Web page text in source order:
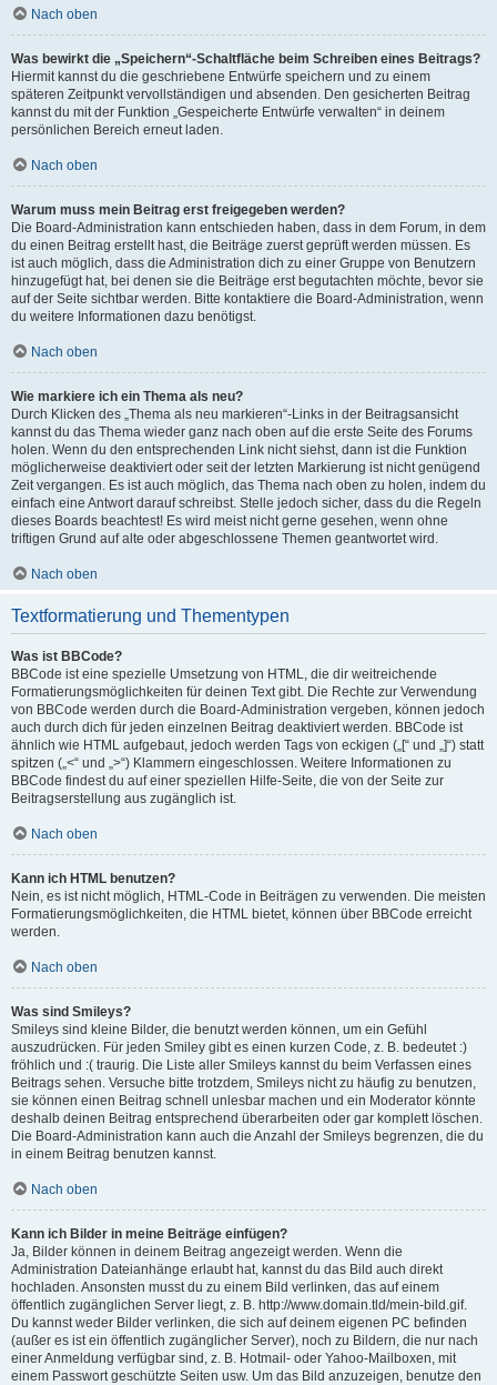
Nach oben
Was bewirkt die „Speichern“-Schaltfläche beim Schreiben eines Beitrags?
Hiermit kannst du die geschriebene Entwürfe speichern und zu einem
späteren Zeitpunkt vervollständigen und absenden. Den gesicherten Beitrag
kannst du mit der Funktion „Gespeicherte Entwürfe verwalten“ in deinem
persönlichen Bereich erneut laden.
Nach oben
Warum muss mein Beitrag erst freigegeben werden?
Die Board-Administration kann entschieden haben, dass in dem Forum, in dem
du einen Beitrag erstellt hast, die Beiträge zuerst geprüft werden müssen. Es
ist auch möglich, dass die Administration dich zu einer Gruppe von Benutzern
hinzugefügt hat, bei denen sie die Beiträge erst begutachten möchte, bevor sie
auf der Seite sichtbar werden. Bitte kontaktiere die Board-Administration, wenn
du weitere Informationen dazu benötigst.
Nach oben
Wie markiere ich ein Thema als neu?
Durch Klicken des „Thema als neu markieren“-Links in der Beitragsansicht
kannst du das Thema wieder ganz nach oben auf die erste Seite des Forums
holen. Wenn du den entsprechenden Link nicht siehst, dann ist die Funktion
möglicherweise deaktiviert oder seit der letzten Markierung ist nicht genügend
Zeit vergangen. Es ist auch möglich, das Thema nach oben zu holen, indem du
einfach eine Antwort darauf schreibst. Stelle jedoch sicher, dass du die Regeln
dieses Boards beachtest! Es wird meist nicht gerne gesehen, wenn ohne
triftigen Grund auf alte oder abgeschlossene Themen geantwortet wird.
Nach oben
Textformatierung und Thementypen
Was ist BBCode?
BBCode ist eine spezielle Umsetzung von HTML, die dir weitreichende
Formatierungsmöglichkeiten für deinen Text gibt. Die Rechte zur Verwendung
von BBCode werden durch die Board-Administration vergeben, können jedoch
auch durch dich für jeden einzelnen Beitrag deaktiviert werden. BBCode ist
ähnlich wie HTML aufgebaut, jedoch werden Tags von eckigen („[“ und „]“) statt
spitzen („<“ und „>“) Klammern eingeschlossen. Weitere Informationen zu
BBCode findest du auf einer speziellen Hilfe-Seite, die von der Seite zur
Beitragserstellung aus zugänglich ist.
Nach oben
Kann ich HTML benutzen?
Nein, es ist nicht möglich, HTML-Code in Beiträgen zu verwenden. Die meisten
Formatierungsmöglichkeiten, die HTML bietet, können über BBCode erreicht
werden.
Nach oben
Was sind Smileys?
Smileys sind kleine Bilder, die benutzt werden können, um ein Gefühl
auszudrücken. Für jeden Smiley gibt es einen kurzen Code, z. B. bedeutet :)
fröhlich und :( traurig. Die Liste aller Smileys kannst du beim Verfassen eines
Beitrags sehen. Versuche bitte trotzdem, Smileys nicht zu häufig zu benutzen,
sie können einen Beitrag schnell unlesbar machen und ein Moderator könnte
deshalb deinen Beitrag entsprechend überarbeiten oder gar komplett löschen.
Die Board-Administration kann auch die Anzahl der Smileys begrenzen, die du
in einem Beitrag benutzen kannst.
Nach oben
Kann ich Bilder in meine Beiträge einfügen?
Ja, Bilder können in deinem Beitrag angezeigt werden. Wenn die
Administration Dateianhänge erlaubt hat, kannst du das Bild auch direkt
hochladen. Ansonsten musst du zu einem Bild verlinken, das auf einem
öffentlich zugänglichen Server liegt, z. B. http://www.domain.tld/mein-bild.gif.
Du kannst weder Bilder verlinken, die sich auf deinem eigenen PC befinden
(außer es ist ein öffentlich zugänglicher Server), noch zu Bildern, die nur nach
einer Anmeldung verfügbar sind, z. B. Hotmail- oder Yahoo-Mailboxen, mit
einem Passwort geschützte Seiten usw. Um das Bild anzuzeigen, benutze den